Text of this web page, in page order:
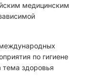
медицинским
по гигиене
тема здоровья